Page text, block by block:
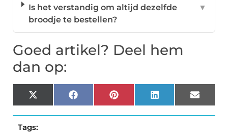
Is het verstandig om altijd dezelfde
broodje te bestellen?
▼
Goed artikel? Deel hem
dan op:
X
(Twitter)
FacebookPinterestLinkedIn Email
Tags: